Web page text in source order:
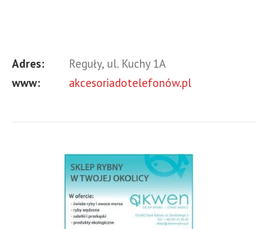
Adres:
Reguły, ul. Kuchy 1A
www:
akcesoriadotelefonów.pl